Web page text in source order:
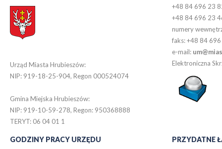
Urząd Miasta Hrubieszów:
NIP: 919-18-25-904, Regon 000524074
Gmina Miejska Hrubieszów:
NIP: 919-10-59-278, Regon: 950368888
TERYT: 06 04 01 1
+48 84 696 23
+48 84 696 23
numery
faks: +48 84
e-mail:
Elektroniczna
GODZINY PRACY URZĘDU PRZYDATNE